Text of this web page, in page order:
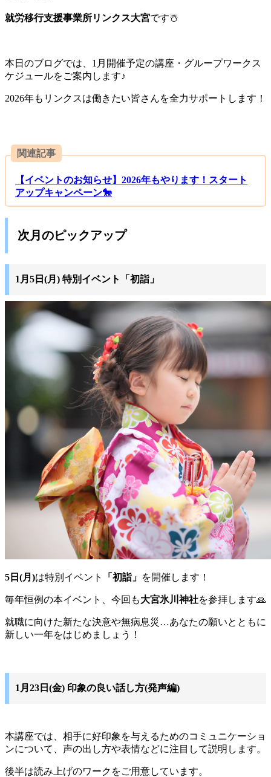
就労移行支援事業所リンクス大宮です☃️
本日のブログでは、1月開催予定の講座・グループワークス
ケジュールをご案内します♪
2026年もリンクスは働きたい皆さんを全力サポートします！
関連記事
【イベントのお知らせ】2026年もやります！スタート
アップキャンペーン🐎
次月のピックアップ
1月5日(月) 特別イベント「初詣」
5日(月)は特別イベント 「初詣」 を開催します！
毎年恒例の本イベント、今回も大宮氷川神社を参拝します🙏
就職に向けた新たな決意や無病息災…あなたの願いとともに
新しい一年をはじめましょう！
1月23日(金) 印象の良い話し方(発声編)
本講座では、相手に好印象を与えるためのコミュニケーショ
ンについて、声の出し方や表情などに注目して説明します。
後半は読み上げのワークをご用意しています。